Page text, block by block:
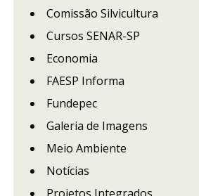
Comissão Silvicultura
Cursos SENAR-SP
Economia
FAESP Informa
Fundepec
Galeria de Imagens
Meio Ambiente
Notícias